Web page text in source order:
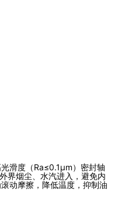
滑度（Ra≤0.1μm）密封轴
界烟尘、水汽进入，避免内
动摩擦，降低温度，抑制油